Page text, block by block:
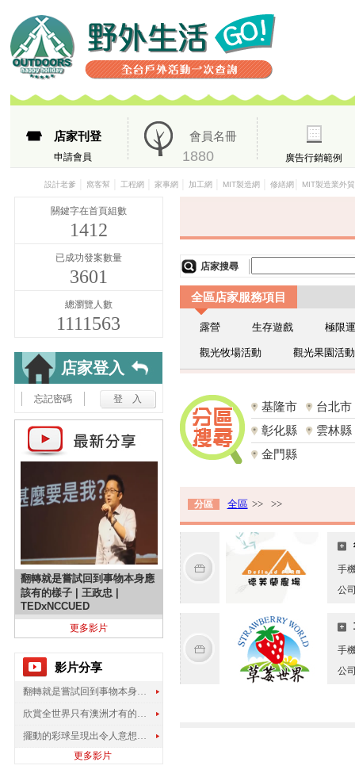
店家刊登
申請會員
會員名冊
1880 廣告行銷範例
設計老爹 窩客幫 工程網 家事網 加工網 MIT製造網 修繕網 MIT製造業外
關鍵字在首頁組數
1412
已成功發案數量
3601
總瀏覽人數
1111563
店家登入
忘記密碼
翻轉就是嘗試回到事物本身應
該有的樣子 | 王政忠 |
TEDxNCCUED
更多影片
影片分享
翻轉就是嘗試回到事物本身應該有的樣子 | 王政忠 | TEDxNCCUED
欣賞全世界只有澳洲才有的孔雀蜘蛛
擺動的彩球呈現出令人意想不到的視覺效果
更多影片
店家搜尋
全區店家服務項目
露營 生存遊戲 極限
觀光牧場活動 觀光果園活動
基隆市
台北市
彰化縣
雲林縣
金門縣
分區 全區 >> >>
手
公
手
公